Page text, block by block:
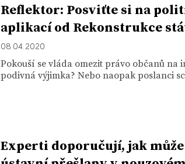
Reflektor: Posviťte si na
aplikací od Rekonstrukce
08. 04. 2020
Pokouší se vláda omezit právo občanů na
podivná výjimka? Nebo naopak poslanci
Experti doporučují, jak